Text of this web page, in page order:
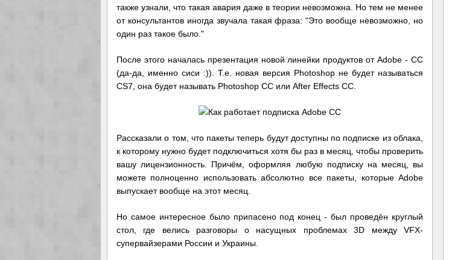
также узнали, что такая авария даже в теории невозможна. Но тем не менее
от консультантов иногда звучала такая фраза: "Это вообще невозможно, но
один раз такое было."
После этого началась презентация новой линейки продуктов от Adobe - CC
(да-да, именно сиси :)). Т.е. новая версия Photoshop не будет называться
CS7, она будет называть Photoshop CC или After Effects CC.
Рассказали о том, что пакеты теперь будут доступны по подписке из облака,
к которому нужно будет подключиться хотя бы раз в месяц, чтобы проверить
вашу лицензионность. Причём, оформляя любую подписку на месяц, вы
можете полноценно использовать абсолютно все пакеты, которые Adobe
выпускает вообще на этот месяц.
Но самое интересное было припасено под конец - был проведён круглый
стол, где велись разговоры о насущных проблемах 3D между VFX-
супервайзерами России и Украины.